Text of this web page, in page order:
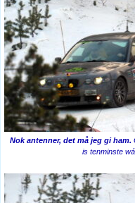
Nok antenner, det må jeg gi ham.
is tenminste